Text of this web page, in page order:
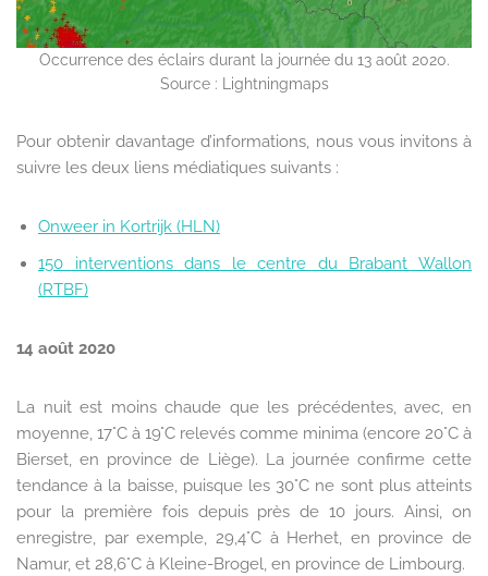
Occurrence des éclairs durant la journée du 13 août 2020.
Source : Lightningmaps
Pour obtenir davantage d’informations, nous vous invitons à
suivre les deux liens médiatiques suivants :
Onweer in Kortrijk (HLN)
150 interventions dans le centre du Brabant Wallon
(RTBF)
14 août 2020
La nuit est moins chaude que les précédentes, avec, en
moyenne, 17°C à 19°C relevés comme minima (encore 20°C à
Bierset, en province de Liège). La journée confirme cette
tendance à la baisse, puisque les 30°C ne sont plus atteints
pour la première fois depuis près de 10 jours. Ainsi, on
enregistre, par exemple, 29,4°C à Herhet, en province de
Namur, et 28,6°C à Kleine-Brogel, en province de Limbourg.